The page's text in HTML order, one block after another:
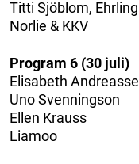
Titti Sjöblom,
Norlie & KKV
Program 6 (30 juli)
Elisabeth
Uno Svenningson
Ellen Krauss
Liamoo